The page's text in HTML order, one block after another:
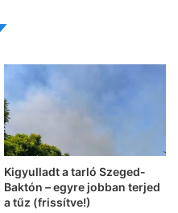
Kigyulladt a tarló Szeged-
Baktón – egyre jobban terjed
a tűz (frissítve!)